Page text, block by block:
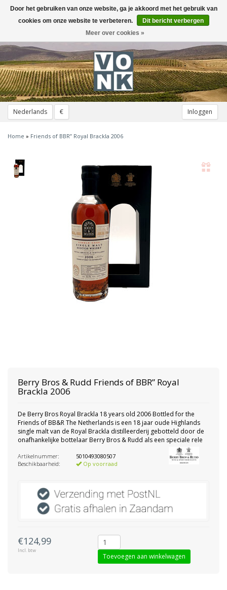
Nederlands € Inloggen
Toggle
navigation
Home » Friends of BBR” Royal Brackla 2006
Berry Bros & Rudd Friends of BBR” Royal
Brackla 2006
De Berry Bros Royal Brackla 18 years old 2006 Bottled for the
Friends of BB&R The Netherlands is een 18 jaar oude Highlands
single malt van de Royal Brackla distilleerderij gebotteld door de
onafhankelijke bottelaar Berry Bros & Rudd als een speciale rele
Artikelnummer:
5010493080507
Beschikbaarheid:
Op voorraad
€124,99
Incl. btw
Toevoegen aan winkelwagen
Door het gebruiken van onze website, ga je akkoord met het gebruik van
cookies om onze website te verbeteren.
Dit bericht verbergen
Meer over cookies »